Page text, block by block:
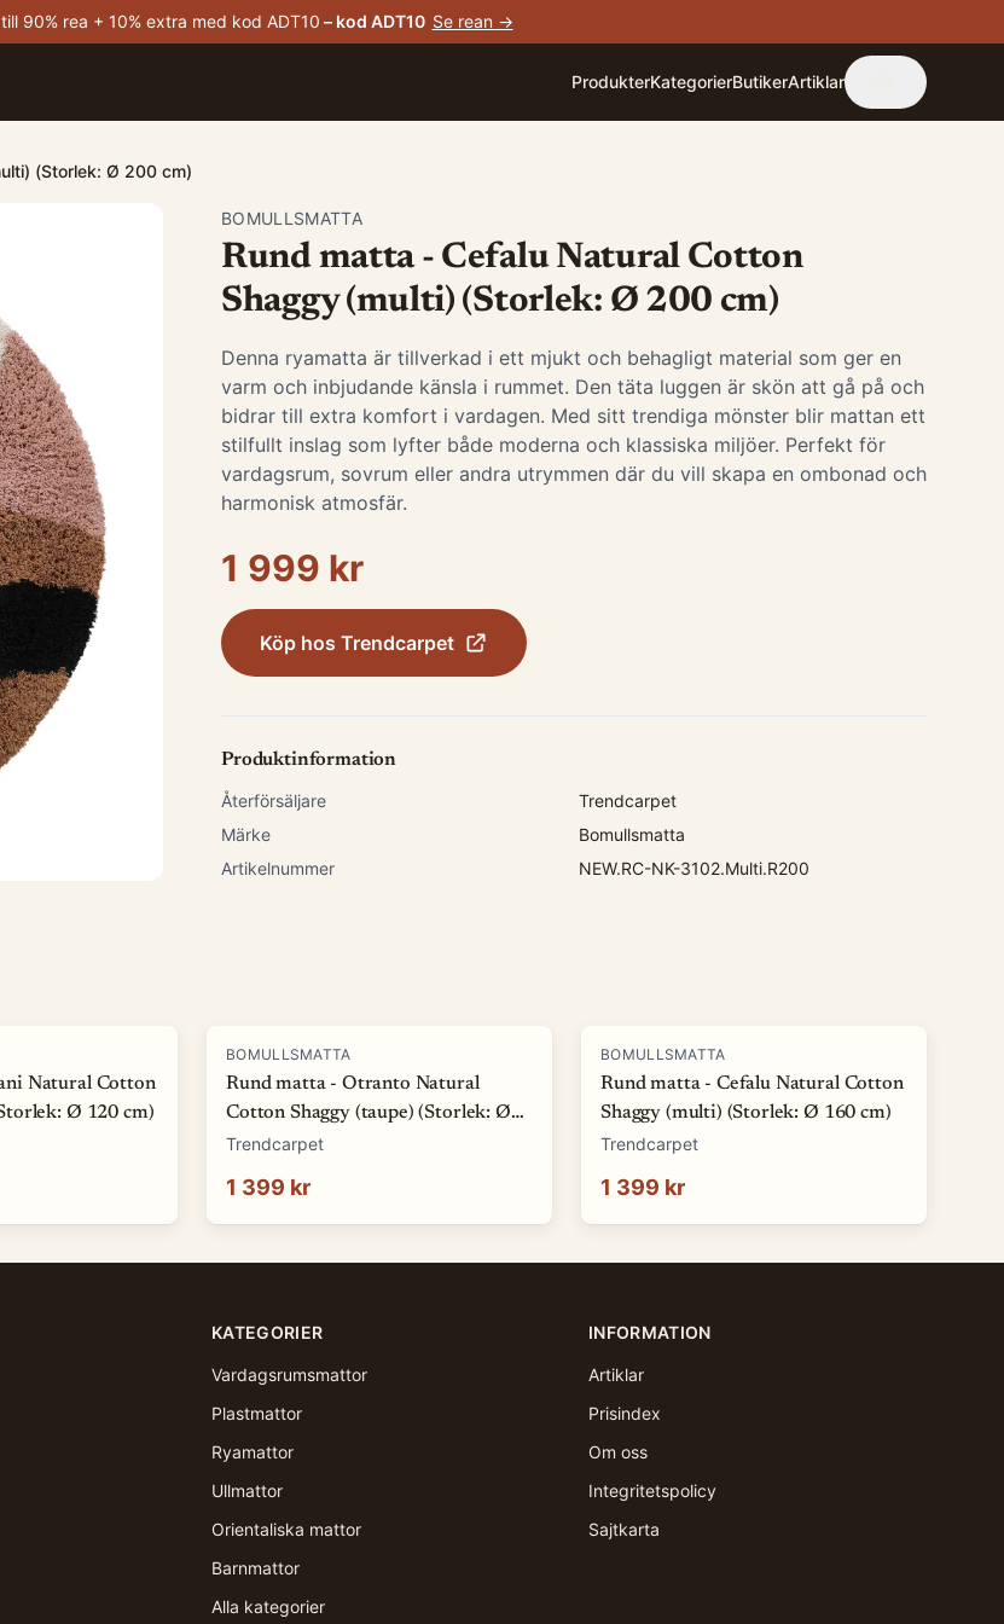
90% rea + 10% extra med kod ADT10 – kod ADT10 Se rean →
ProdukterKategorierButikerArtiklar
(Storlek: Ø 200 cm)
BOMULLSMATTA
Rund matta - Cefalu Natural Cotton
Shaggy (multi) (Storlek: Ø 200 cm)
Denna ryamatta är tillverkad i ett mjukt och behagligt material som ger en
varm och inbjudande känsla i rummet. Den täta luggen är skön att gå på och
bidrar till extra komfort i vardagen. Med sitt trendiga mönster blir mattan ett
stilfullt inslag som lyfter både moderna och klassiska miljöer. Perfekt för
vardagsrum, sovrum eller andra utrymmen där du vill skapa en ombonad och
harmonisk atmosfär.
1 999 kr
Köp hos Trendcarpet
Produktinformation
Återförsäljare
Trendcarpet
Märke
Bomullsmatta
Artikelnummer
NEW.RC-NK-3102.Multi.R200
Natural Cotton
Ø 120 cm)
BOMULLSMATTA
Rund matta - Otranto Natural
Cotton Shaggy (taupe) (Storlek: Ø
160 cm)
Trendcarpet
1 399 kr
BOMULLSMATTA
Rund matta - Cefalu Natural Cotton
Shaggy (multi) (Storlek: Ø 160 cm)
Trendcarpet
1 399 kr
KATEGORIER
Vardagsrumsmattor
Plastmattor
Ryamattor
Ullmattor
Orientaliska mattor
Barnmattor
Alla kategorier
INFORMATION
Artiklar
Prisindex
Om oss
Integritetspolicy
Sajtkarta